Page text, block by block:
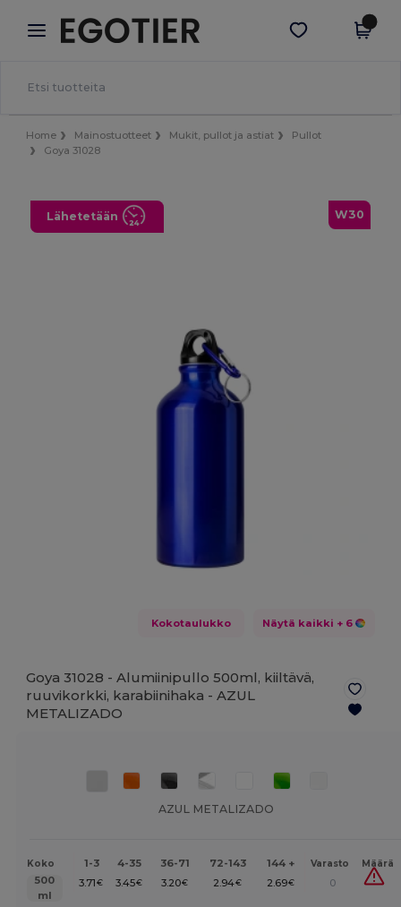
× Egotier-sovellus
Paremmat hinnat appissa!
Hae sovellus
Home Mainostuotteet Mukit, pullot ja astiat
Pullot
Goya 31028
W30
Lähetetään
Kokotaulukko Näytä kaikki + 6
Goya 31028 - Alumiinipullo 500ml, kiiltävä,
ruuvikorkki, karabiinihaka -AZUL
METALIZADO
AZUL METALIZADO
Koko 1-3 4-35 36-71 72-143 144 + Varasto Määrä
500
ml
3.71 € 3.45€ 3.20€ 2.94€ 2.69€ 0